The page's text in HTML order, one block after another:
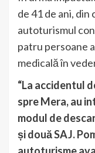
de 41 de ani,
autoturismul
patru persoane
medicală în
“La accidentul
spre Mera, au
modul de
și două SAJ.
autoturisme